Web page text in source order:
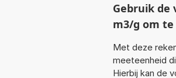
Gebruik de
m3/g om
Met deze
meeteenheid
Hierbij kan de